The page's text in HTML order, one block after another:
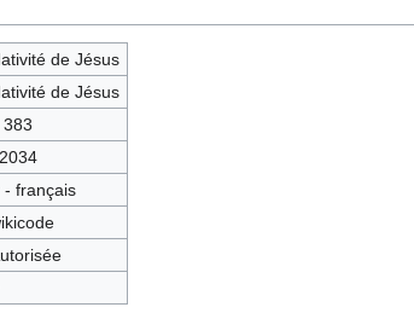
de Jésus
de Jésus
383
- français